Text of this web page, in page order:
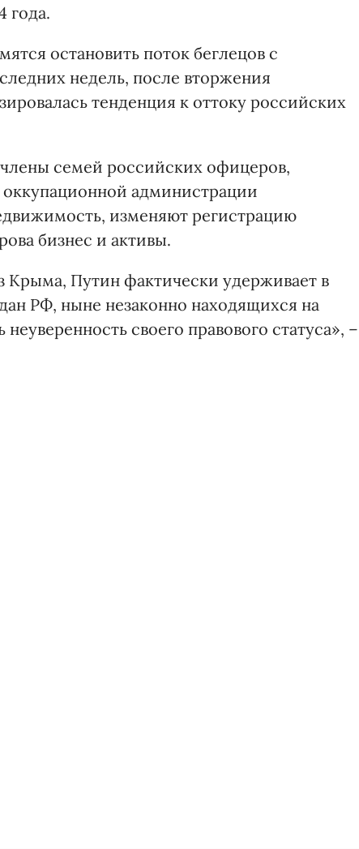
года.
остановить поток беглецов с
недель, после вторжения
тенденция к оттоку российских
семей российских офицеров,
администрации
изменяют регистрацию
бизнес и активы.
Крыма, Путин фактически удерживает в
РФ, ныне незаконно находящихся на
своего правового статуса», –